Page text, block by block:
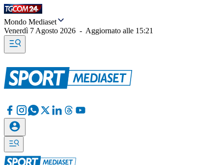
Mondo Mediaset
Venerdì 7 Agosto 2026 - Aggiornato alle 15:21